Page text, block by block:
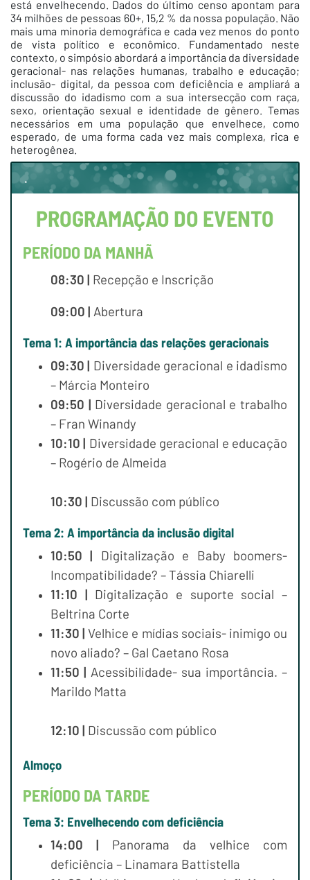
está envelhecendo. Dados do último censo apontam para
34 milhões de pessoas 60+, 15,2 % da nossa população. Não
mais uma minoria demográfica e cada vez menos do ponto
de vista político e econômico. Fundamentado neste
contexto, o simpósio abordará a importância da diversidade
geracional- nas relações humanas, trabalho e educação;
inclusão- digital, da pessoa com deficiência e ampliará a
discussão do idadismo com a sua intersecção com raça,
sexo, orientação sexual e identidade de gênero. Temas
necessários em uma população que envelhece, como
esperado, de uma forma cada vez mais complexa, rica e
heterogênea.
.
PROGRAMAÇÃO DO EVENTO
PERÍODO DA MANHÃ
08:30 | Recepção e Inscrição
09:00 | Abertura
Tema 1: A importância das relações geracionais
09:30 | Diversidade geracional e idadismo
– Márcia Monteiro
09:50 | Diversidade geracional e trabalho
– Fran Winandy
10:10 | Diversidade geracional e educação
– Rogério de Almeida
10:30 | Discussão com público
Tema 2: A importância da inclusão digital
10:50 | Digitalização e Baby boomers-
Incompatibilidade? – Tássia Chiarelli
11:10 | Digitalização e suporte social –
Beltrina Corte
11:30 | Velhice e mídias sociais- inimigo ou
novo aliado? – Gal Caetano Rosa
11:50 | Acessibilidade- sua importância. –
Marildo Matta
12:10 | Discussão com público
Almoço
PERÍODO DA TARDE
Tema 3: Envelhecendo com deficiência
14:00 | Panorama da velhice com
deficiência – Linamara Battistella